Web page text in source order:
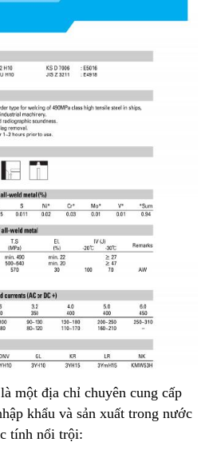
là một địa chỉ chuyên cung cấp
khẩu và sản xuất trong nước
tính nổi trội: